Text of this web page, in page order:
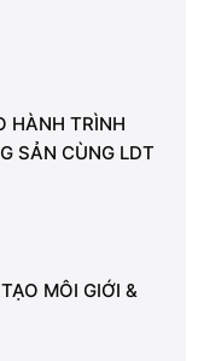
HÀNH TRÌNH
SẢN CÙNG LDT
MÔI GIỚI &